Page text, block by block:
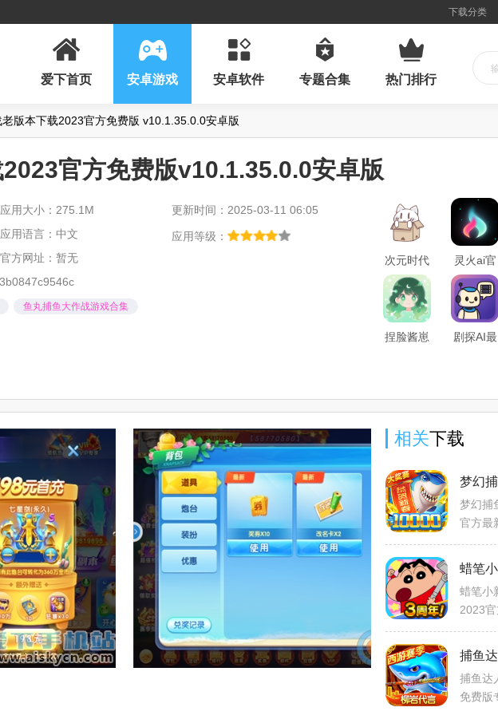
下载分类
爱下首页 安卓游戏 安卓软件 专题合集 热门排行
版本下载2023官方免费版 v10.1.35.0.0安卓版
官方免费版v10.1.35.0.0安卓版
应用大小：275.1M
更新时间：2025-03-11 06:05
应用语言：中文
应用等级：
官方网址：暂无
鱼丸捕鱼大作战游戏合集
次元时代
app客户
端官方下
载
灵火ai官
方最新版
免费下载
捏脸酱崽
剧探AI最
相关下载
梦幻捕
官方最
鱼群种
捕获
蜡笔小
2023官
游戏
的日常
捕鱼达
免费版